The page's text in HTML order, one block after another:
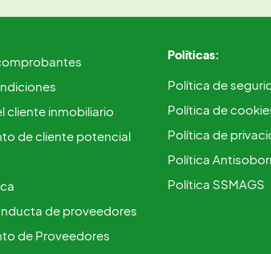
cliente inmobiliario
de cliente potencial
de proveedores
de Proveedores
Políticas:
Política de
Política de
Política de
Política
Política SSMAGS